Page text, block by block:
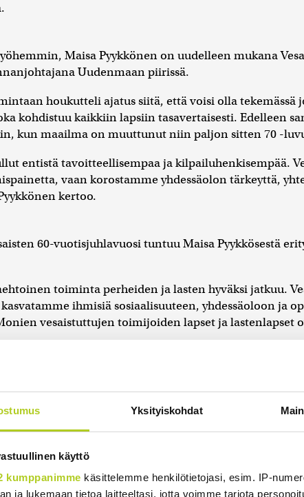
Yksityiskohdat
käyttö
kumppanimme käsittelemme henkilötietojasi, esim. IP-
ja lukemaan tietoa laitteeltasi, jotta voimme tarjota
Maisa Pyykkönen on uudelleen mukana
Uudenmaan piirissä.
houkutteli ajatus siitä, että voisi olla tekemässä
kohdistuu kaikkiin lapsiin tasavertaisesti. Edelleen
kun maailma on muuttunut niin paljon sitten 70 -
entistä tavoitteellisempaa ja kilpailuhenkisempää.
vaan korostamme yhdessäolon tärkeyttä,
kertoo.
60-vuotisjuhlavuosi tuntuu Maisa Pyykkösestä
toiminta perheiden ja lasten hyväksi jatkuu.
ihmisiä sosiaalisuuteen, yhdessäoloon ja
vesaistuttujen toimijoiden lapset ja lastenlapset
ja tarinoita vuosien varrelta. Kilpailun sadosta
monet vesaiset kertoisivat vaikka pienenkin muiston
kaunokirjallisia teoksia, kannustaa Pyykkönen.
muistoja myös seuraaville sukupolville. Hän